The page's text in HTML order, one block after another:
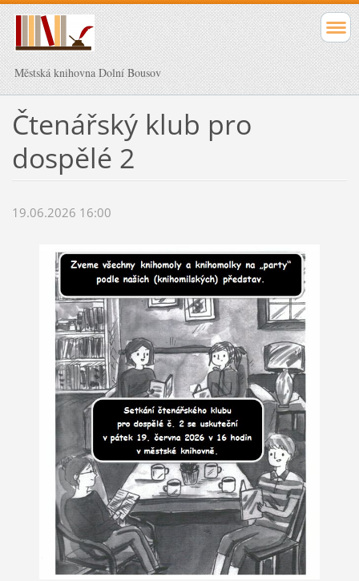
Městská knihovna Dolní Bousov
Čtenářský klub pro
dospělé 2
19.06.2026 16:00